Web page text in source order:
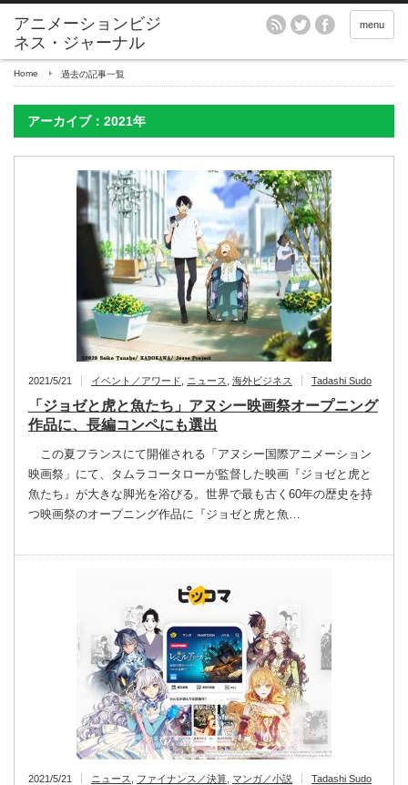
アニメーションビジ
ネス・ジャーナル
menu
Home 過去の記事一覧
アーカイブ：2021年
2021/5/21 イベント／アワード ニュース 海外ビジネス Tadashi Sudo
「ジョゼと虎と魚たち」アヌシー映画祭オープニング
作品に、長編コンペにも選出
この夏フランスにて開催される「アヌシー国際アニメーション
映画祭」にて、タムラコータローが監督した映画『ジョゼと虎と
魚たち』が大きな脚光を浴びる。世界で最も古く60年の歴史を持
つ映画祭のオープニング作品に『ジョゼと虎と魚…
2021/5/21 ニュース ファイナンス／決算 マンガ／小説 Tadashi Sudo